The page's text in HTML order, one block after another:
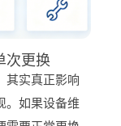
次更换
其实真正影响
。如果设备维